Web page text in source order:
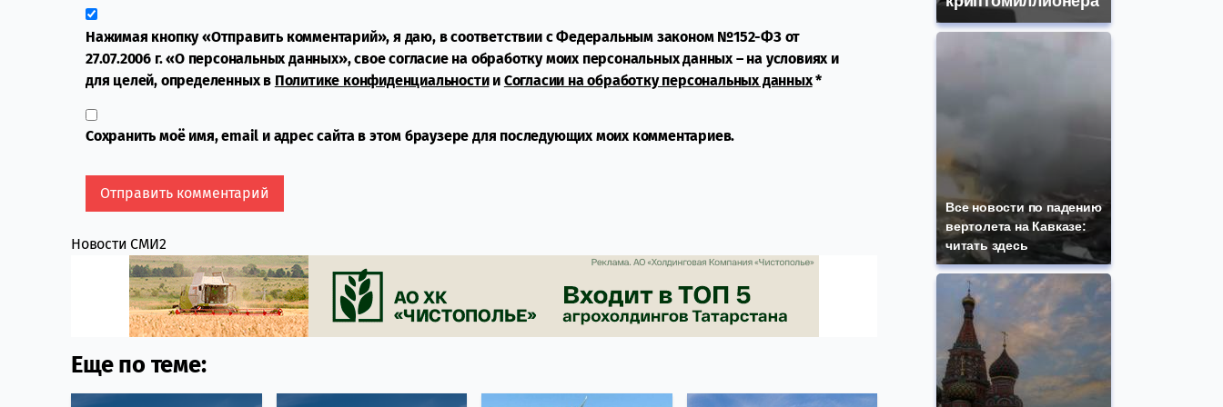
Нажимая кнопку «Отправить комментарий», я даю, в соответствии с Федеральным законом №152-ФЗ от
27.07.2006 г. «О персональных данных», свое согласие на обработку моих персональных данных – на условиях и
для целей, определенных в Политике конфиденциальностии Согласии на обработку персональных данных*
Сохранить моё имя, email и адрес сайта в этом браузере для последующих моих комментариев.
Новости СМИ2
Еще по теме:
Все новости по падению
вертолета на Кавказе:
читать здесь